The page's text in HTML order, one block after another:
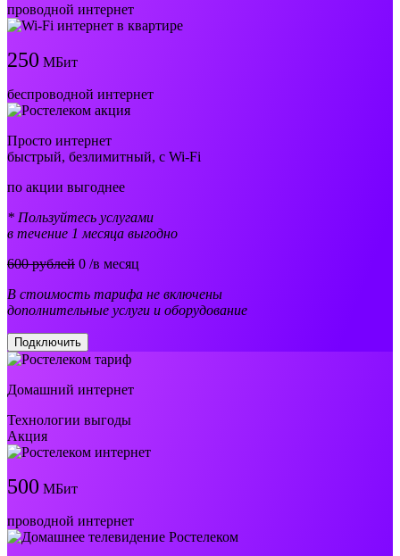
проводной интернет
250 МБит
беспроводной интернет
Просто интернет
быстрый, безлимитный, с Wi-Fi
по акции выгоднее
* Пользуйтесь услугами
в течение 1 месяца выгодно
600 рублей 0 /в месяц
В стоимость тарифа не включены
дополнительные услуги и оборудование
Подключить
Домашний интернет
Технологии выгоды
Акция
500 МБит
проводной интернет